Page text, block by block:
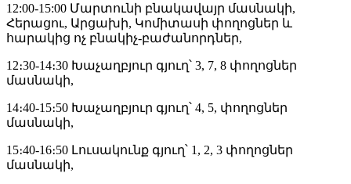
12:00-15:00 Մարտունի բնակավայր մասնակի,
Հերացու, Արցախի, Կոմիտասի փողոցներ և
հարակից ոչ բնակիչ-բաժանորդներ,
12։30-14։30 Խաչաղբյուր գյուղ՝ 3, 7, 8 փողոցներ
մասնակի,
14։40-15։50 Խաչաղբյուր գյուղ՝ 4, 5, փողոցներ
մասնակի,
15։40-16։50 Լուսակունք գյուղ՝ 1, 2, 3 փողոցներ
մասնակի,